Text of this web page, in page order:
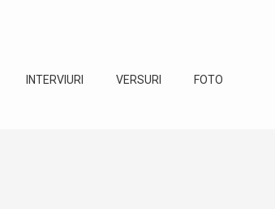
INTERVIURI VERSURI FOTO